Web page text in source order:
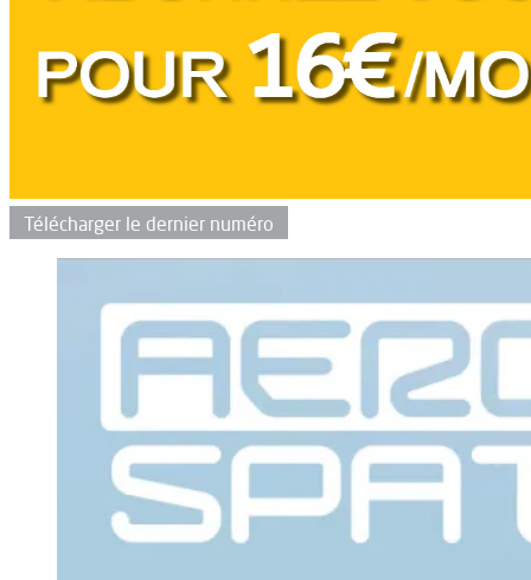
Télécharger le dernier numéro